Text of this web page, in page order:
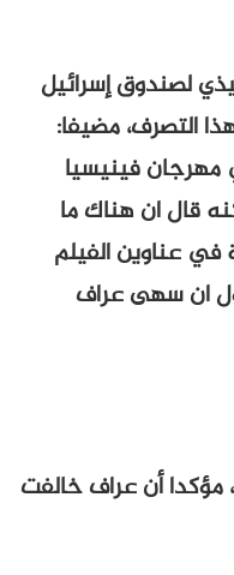
لصندوق إسرائيل
التصرف، مضيفا:
فينيسيا
قال ان هناك ما
في عناوين الفيلم
ان سهى عراف
مؤكدا أن عراف خالفت